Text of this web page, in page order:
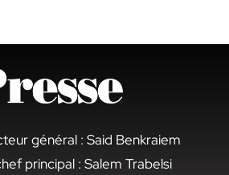
général : Said Benkraiem
principal : Salem Trabelsi